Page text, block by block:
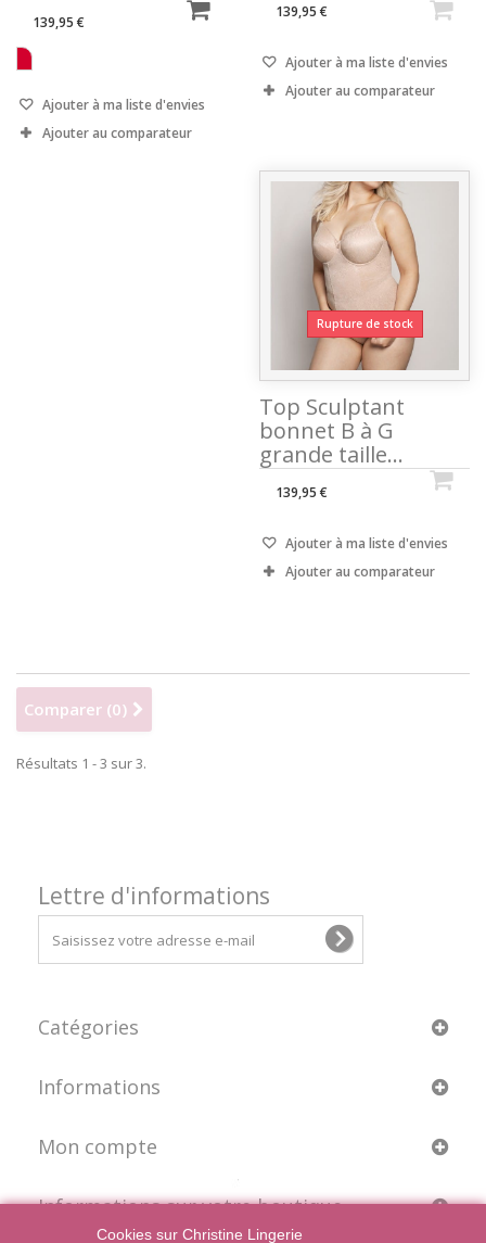
139,95 €
Ajouter à ma liste d'envies
Ajouter au comparateur
139,95 €
Ajouter à ma liste d'envies
Ajouter au comparateur
Rupture de stock
Top Sculptant
bonnet B à G
grande taille...
139,95 €
Ajouter à ma liste d'envies
Ajouter au comparateur
Comparer (0)
Résultats 1 - 3 sur 3.
Lettre d'informations
Catégories
Informations
Mon compte
Informations sur votre boutique
Cookies sur Christine Lingerie